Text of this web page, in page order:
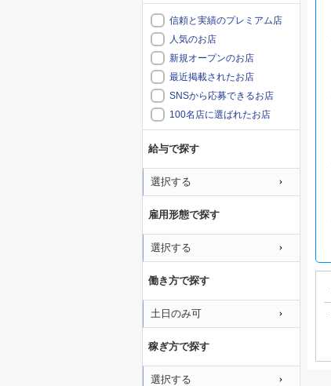
信頼と実績のプレミアム店
人気のお店
新規オープンのお店
最近掲載されたお店
SNSから応募できるお店
100名店に選ばれたお店
給与で探す
選択する
雇用形態で探す
選択する
働き方で探す
土日のみ可
稼ぎ方で探す
選択する